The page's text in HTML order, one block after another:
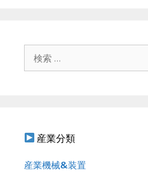
産業分類
産業機械&装置